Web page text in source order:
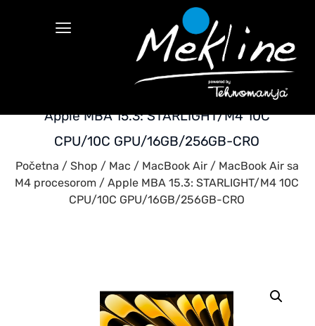
Apple MBA 15.3: STARLIGHT/M4 10C
CPU/10C GPU/16GB/256GB-CRO
Početna / Shop / Mac / MacBook Air/ MacBook Air sa
M4 procesorom / Apple MBA 15.3: STARLIGHT/M4 10C
CPU/10C GPU/16GB/256GB-CRO